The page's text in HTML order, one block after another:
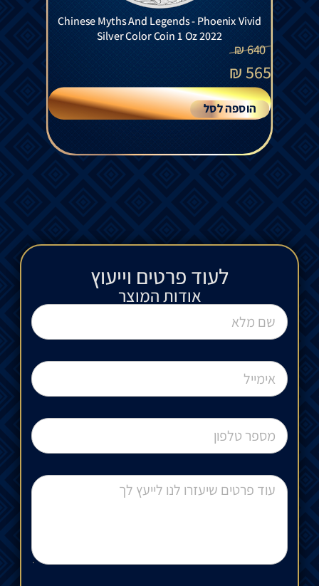
Chinese Myths And Legends - Phoenix Vivid
Silver Color Coin 1 Oz 2022
640
₪
565
₪
הוספה לסל
לעוד פרטים וייעוץ​
אודות המוצר